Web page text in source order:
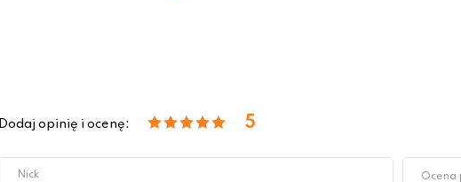
Dodaj opinię i ocenę: 5